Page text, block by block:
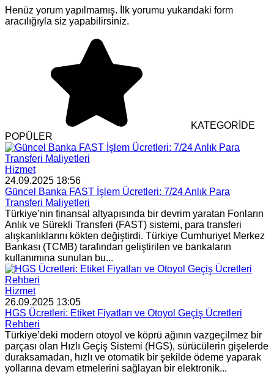
Henüz yorum yapılmamış. İlk yorumu yukarıdaki form
aracılığıyla siz yapabilirsiniz.
KATEGORİDE
POPÜLER
Hizmet
24.09.2025 18:56
Güncel Banka FAST İşlem Ücretleri: 7/24 Anlık Para
Transferi Maliyetleri
Türkiye’nin finansal altyapısında bir devrim yaratan Fonların
Anlık ve Sürekli Transferi (FAST) sistemi, para transferi
alışkanlıklarını kökten değiştirdi. Türkiye Cumhuriyet Merkez
Bankası (TCMB) tarafından geliştirilen ve bankaların
kullanımına sunulan bu...
Hizmet
26.09.2025 13:05
HGS Ücretleri: Etiket Fiyatları ve Otoyol Geçiş Ücretleri
Rehberi
Türkiye’deki modern otoyol ve köprü ağının vazgeçilmez bir
parçası olan Hızlı Geçiş Sistemi (HGS), sürücülerin gişelerde
duraksamadan, hızlı ve otomatik bir şekilde ödeme yaparak
yollarına devam etmelerini sağlayan bir elektronik...